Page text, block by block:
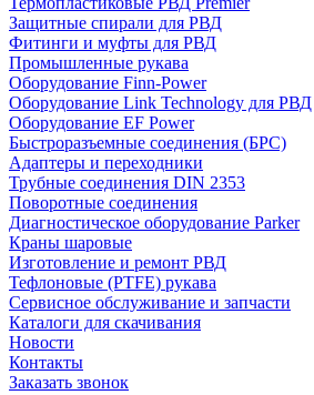
Защитные спирали для РВД
Фитинги и муфты для РВД
Промышленные рукава
Оборудование Finn-Power
Оборудование Link Technology для РВД
Оборудование EF Power
Быстроразъемные соединения (БРС)
Адаптеры и переходники
Трубные соединения DIN 2353
Поворотные соединения
Диагностическое оборудование Parker
Краны шаровые
Изготовление и ремонт РВД
Тефлоновые (PTFE) рукава
Сервисное обслуживание и запчасти
Каталоги для скачивания
Новости
Контакты
Заказать звонок